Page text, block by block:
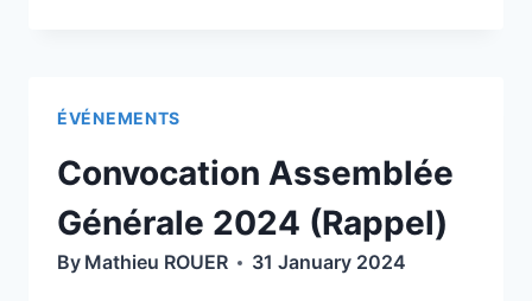
FÉVRIER
2024
À
18H30
CAMPUS
ÉVÉNEMENTS
Convocation Assemblée
Générale 2024 (Rappel)
By Mathieu ROUER 31 January 2024